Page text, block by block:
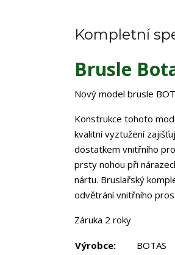
Kompletní
Brusle
Nový model brusle
Konstrukce tohoto
kvalitní vyztužení
dostatkem vnitřního
prsty nohou při
nártu. Bruslařský
odvětrání vnitřního
Záruka 2 roky
Výrobce:
BOTAS